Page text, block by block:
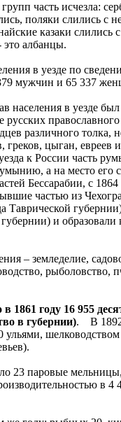
часть исчезла:
поляки слились с
казаки слились
албанцы.
в уезде по
мужчин и 65 337
населения в уезде
православного
различного толка,
греков, цыган, евреев
к России часть
а на место его
Бессарабии, с 1864
частью из
Таврической
и образовали
– земледелие,
рыболовство,
1861 году 16 955
в губернии). В 1892
ульями,
23 паровые
в 4